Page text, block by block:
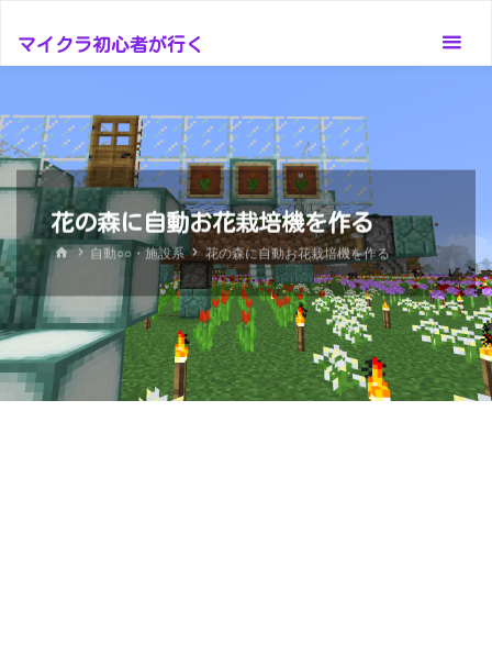
テ
ツ
へ
ス
ッ
プ
マイクラ初心者が行く
花の森に自動お花栽培機を作る
ホ 自動○○・施設系 花の森に自動お花栽培機を作る